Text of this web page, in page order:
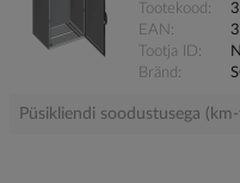
Tootekood
EAN
Tootja ID
Bränd
Püsikliendi soodustusega